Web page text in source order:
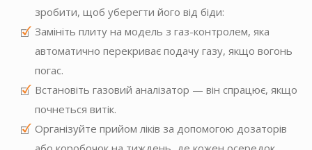
зробити, щоб уберегти його від біди:
Замініть плиту на модель з газ-контролем, яка
автоматично перекриває подачу газу, якщо вогонь
погас.
Встановіть газовий аналізатор — він спрацює, якщо
почнеться витік.
Організуйте прийом ліків за допомогою дозаторів